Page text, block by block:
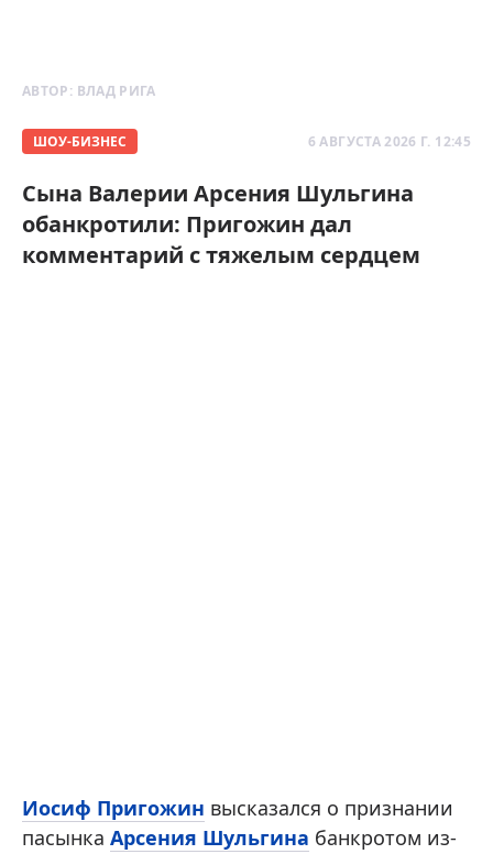
АВТОР: ВЛАД РИГА
ШОУ-БИЗНЕС 6 АВГУСТА 2026 Г. 12:45
Сына Валерии Арсения Шульгина
обанкротили: Пригожин дал
комментарий с тяжелым сердцем
Иосиф Пригожин высказался о признании
пасынка Арсения Шульгина банкротом из-